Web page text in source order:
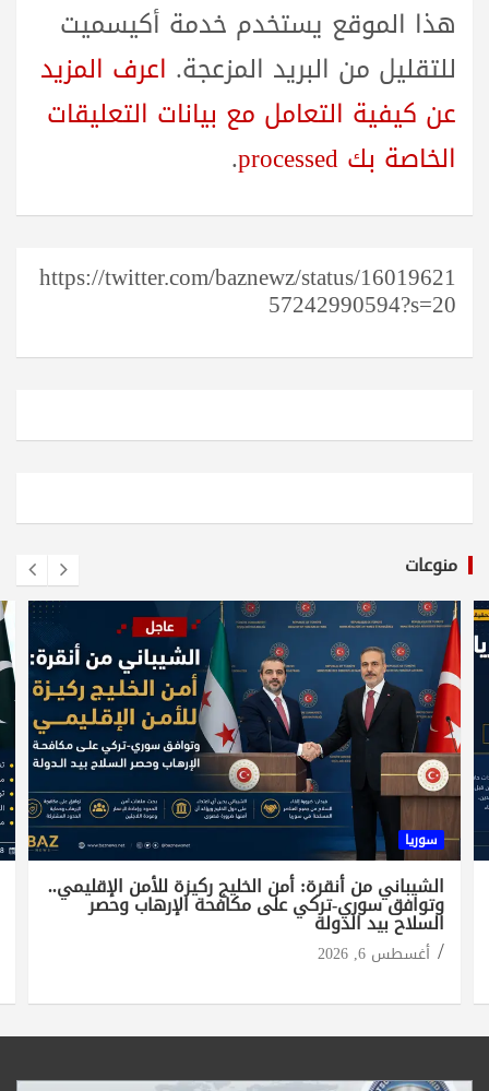
هذا الموقع يستخدم خدمة أكيسميت
للتقليل من البريد المزعجة. اعرف المزيد
عن كيفية التعامل مع بيانات التعليقات
الخاصة بك processed
.
https://twitter.com/baznewz/status/16019621
57242990594?s=20
منوعات
سوريا
الشيباني من أنقرة: أمن الخليج ركيزة للأمن الإقليمي..
وتوافق سوري-تركي على مكافحة الإرهاب وحصر
السلاح بيد الدولة
أغسطس 6, 2026